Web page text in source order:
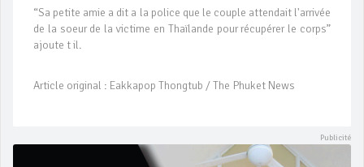
“Sa petite amie a dit a la police que le couple attendait l'arrivée
de la soeur de la victime en Thaïlande pour récupérer le corps”
ajoute t il.
Article original : Eakkapop Thongtub / The Phuket News